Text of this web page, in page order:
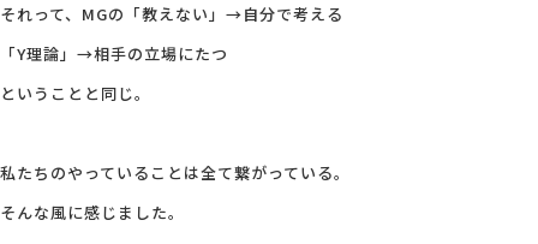
それって、MGの「教えない」→自分で考える
「Y理論」→相手の立場にたつ
ということと同じ。
私たちのやっていることは全て繋がっている。
そんな風に感じました。